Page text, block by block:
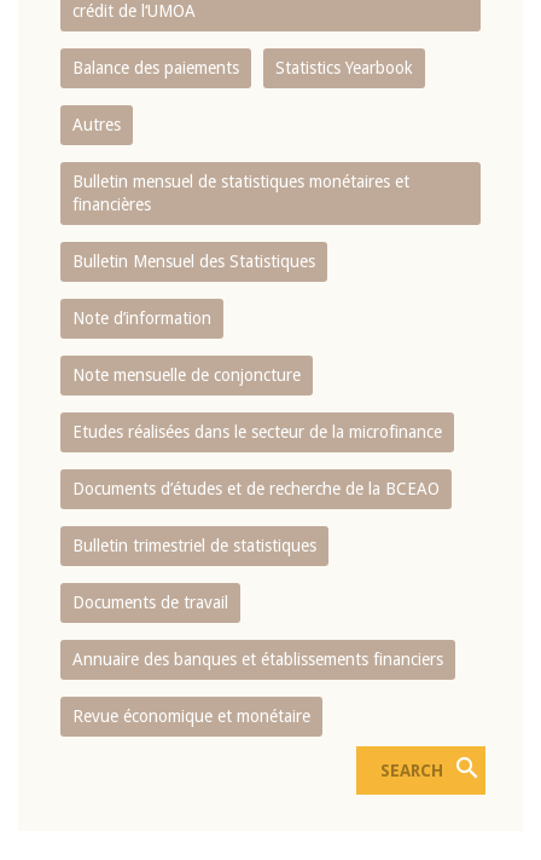
crédit de l‘UMOA
Balance des paiements Statistics Yearbook
Autres
Bulletin mensuel de statistiques monétaires et
financières
Bulletin Mensuel des Statistiques
Note d’information
Note mensuelle de conjoncture
Etudes réalisées dans le secteur de la microfinance
Documents d’études et de recherche de la BCEAO
Bulletin trimestriel de statistiques
Documents de travail
Annuaire des banques et établissements financiers
Revue économique et monétaire